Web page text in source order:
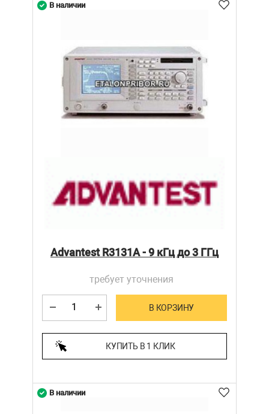
Advantest R3131A - 9 кГц до 3 ГГц
требует уточнения
В КОРЗИНУ
КУПИТЬ В 1 КЛИК
В наличии
В наличии